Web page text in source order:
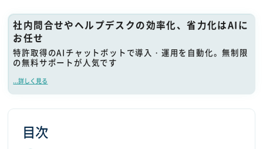
社内問合せやヘルプデスクの効率化、省力化はAIに
お任せ
特許取得のAIチャットボットで導入・運用を自動化。無制限
の無料サポートが人気です
...詳しく見る
目次